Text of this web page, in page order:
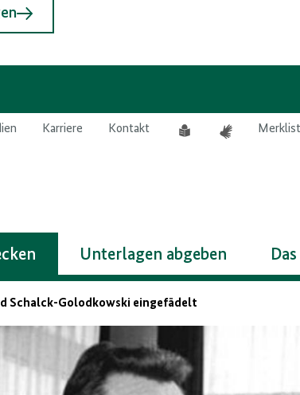
Karriere Kontakt
Leichte
Unterlagen abgeben
Schalck-Golodkowski eingefädelt